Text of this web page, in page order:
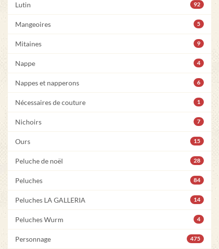
Lutin 92
Mangeoires 5
Mitaines 9
Nappe 4
Nappes et napperons 6
Nécessaires de couture 1
Nichoirs 7
Ours 15
Peluche de noël 28
Peluches 84
Peluches LA GALLERIA 14
Peluches Wurm 4
Personnage 475